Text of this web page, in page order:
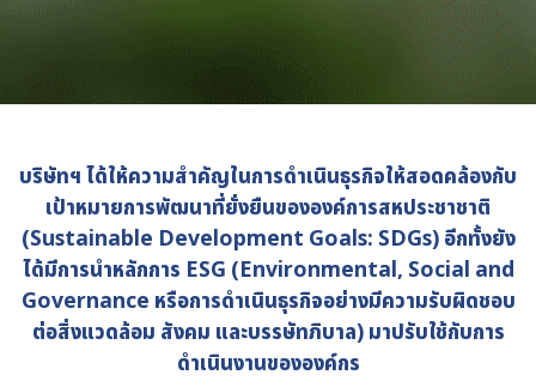
บริษัทฯ ได้ให้ความสำคัญในการดำเนินธุรกิจให้สอดคล้องกับ
เป้าหมายการพัฒนาที่ยั่งยืนขององค์การสหประชาชาติ
(Sustainable Development Goals: SDGs) อีกทั้งยัง
ได้มีการนำหลักการ ESG (Environmental, Social and
Governance หรือการดำเนินธุรกิจอย่างมีความรับผิดชอบ
ต่อสิ่งแวดล้อม สังคม และบรรษัทภิบาล) มาปรับใช้กับการ
ดำเนินงานขององค์กร